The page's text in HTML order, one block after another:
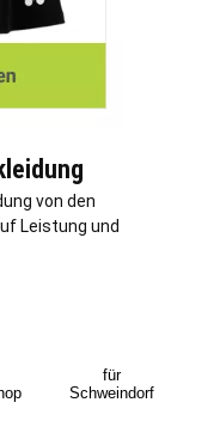
von den
Leistung und
für
Schweindorf